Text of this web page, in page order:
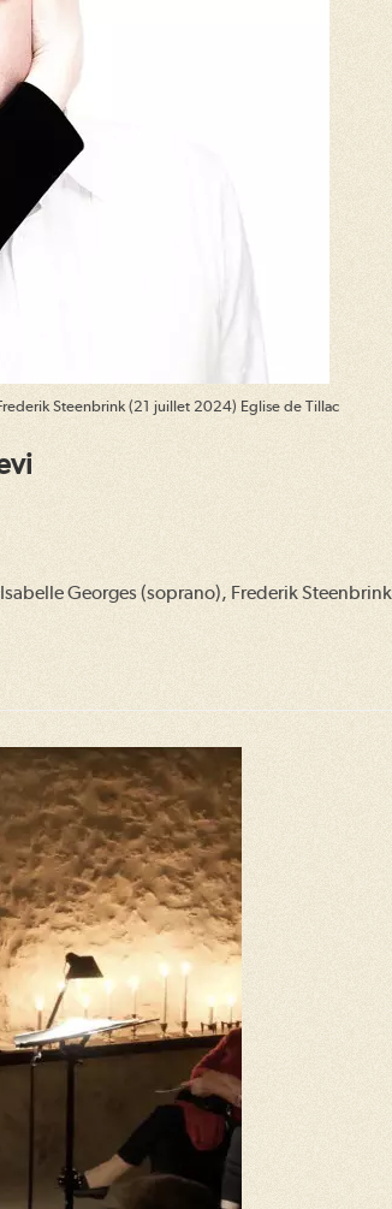
Steenbrink (21 juillet 2024) Eglise de Tillac
Georges (soprano), Frederik